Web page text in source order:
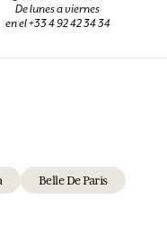
De lunes a viernes
en el +33 4 92 42 34 34
Belle De Paris